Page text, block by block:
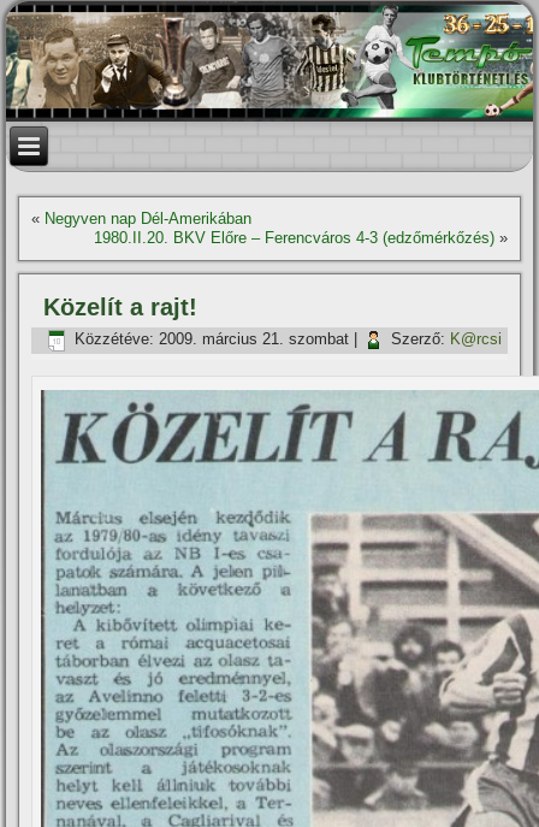
« Negyven nap Dél-Amerikában
1980.II.20. BKV Előre – Ferencváros 4-3 (edzőmérkőzés)»
Közelí­t a rajt!
Közzétéve: 2009. március 21. szombat Szerző: K@rcsi